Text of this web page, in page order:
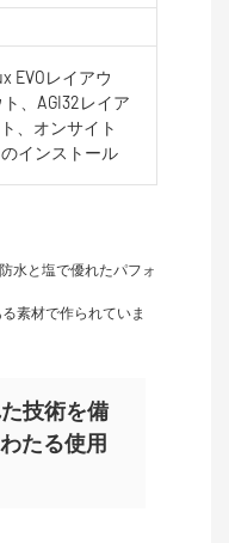
EVOレイアウ
、AGI32レイア
、オンサイト
インストール
水と塩で優れたパフォ
素材で作られていま
技術を備
たる使用